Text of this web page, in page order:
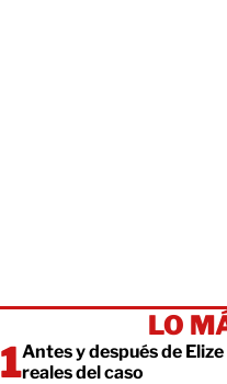
LO
Antes y después de
reales del caso